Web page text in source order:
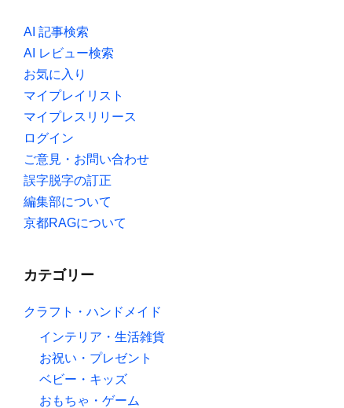
AI 記事検索
AI レビュー検索
お気に入り
マイプレイリスト
マイプレスリリース
ログイン
ご意見・お問い合わせ
誤字脱字の訂正
編集部について
京都RAGについて
カテゴリー
クラフト・ハンドメイド
インテリア・生活雑貨
お祝い・プレゼント
ベビー・キッズ
おもちゃ・ゲーム